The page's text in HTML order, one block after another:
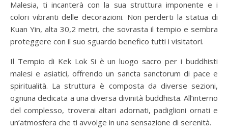
Malesia, ti incanterà con la sua struttura imponente e i
colori vibranti delle decorazioni. Non perderti la statua di
Kuan Yin, alta 30,2 metri, che sovrasta il tempio e sembra
proteggere con il suo sguardo benefico tutti i visitatori.
Il Tempio di Kek Lok Si è un luogo sacro per i buddhisti
malesi e asiatici, offrendo un sancta sanctorum di pace e
spiritualità. La struttura è composta da diverse sezioni,
ognuna dedicata a una diversa divinità buddhista. All’interno
del complesso, troverai altari adornati, padiglioni ornati e
un’atmosfera che ti avvolge in una sensazione di serenità.